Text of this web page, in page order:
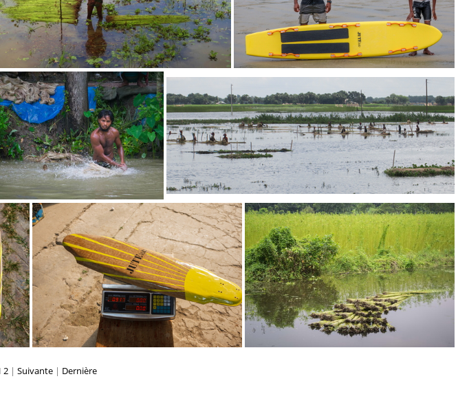
rouissage --photojute-lab 32250103541 o rescue-board-en-fibre-de-jute 29656954427 o
nettoyage-fibres-de-jute-port-retting---valentin-morel 32370502725 o magnifique-panorama-rouissage---jute-lab 31993324940 o
2 | Suivante | Dernière